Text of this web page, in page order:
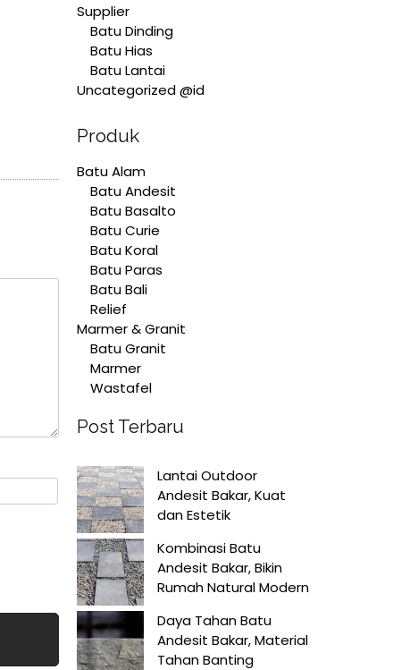
Supplier
Batu Dinding
Batu Hias
Batu Lantai
Uncategorized @id
Produk
Batu Alam
Batu Andesit
Batu Basalto
Batu Curie
Batu Koral
Batu Paras
Batu Bali
Relief
Marmer & Granit
Batu Granit
Marmer
Wastafel
Post Terbaru
Lantai Outdoor
Andesit Bakar, Kuat
dan Estetik
Kombinasi Batu
Andesit Bakar, Bikin
Rumah Natural Modern
Daya Tahan Batu
Andesit Bakar, Material
Tahan Banting